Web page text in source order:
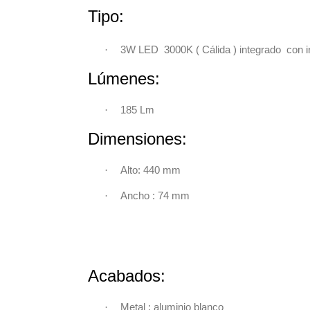
Tipo:
· 3W LED 3000K ( Cálida ) integrado con
Lúmenes:
· 185 Lm
Dimensiones:
· Alto: 440 mm
· Ancho : 74 mm
Acabados:
· Metal : aluminio blanco